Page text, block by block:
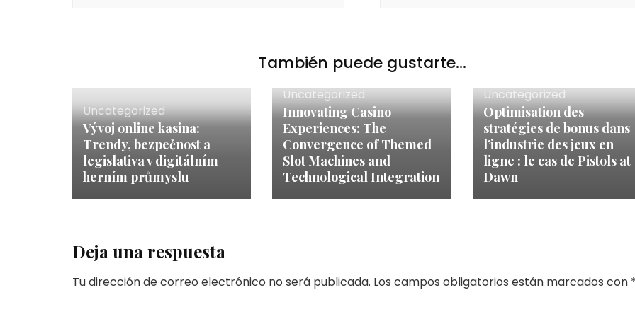
También puede gustarte...
Uncategorized
Vývoj online kasina:
Trendy, bezpečnost a
legislativa v digitálním
herním průmyslu
Uncategorized
Innovating Casino
Experiences: The
Convergence of Themed
Slot Machines and
Technological Integration
Uncategorized
Optimisation des
stratégies de bonus dans
l’industrie des jeux en
ligne : le cas de Pistols at
Dawn
Deja una respuesta
Tu dirección de correo electrónico no será publicada. Los campos obligatorios están marcados con